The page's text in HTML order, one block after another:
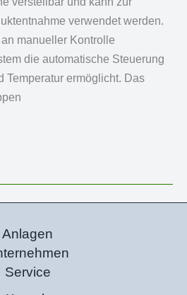
verwendet werden.
manueller Kontrolle
die automatische Steuerung
Temperatur ermöglicht. Das
Anlagen
Service